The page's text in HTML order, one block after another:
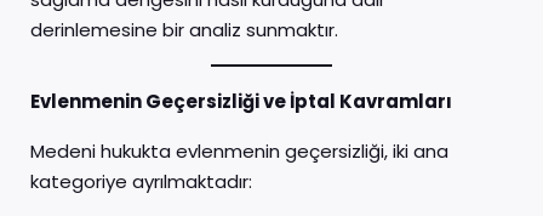
derinlemesine bir analiz sunmaktır.
Evlenmenin Geçersizliği ve İptal Kavramları
Medeni hukukta evlenmenin geçersizliği, iki ana
kategoriye ayrılmaktadır: